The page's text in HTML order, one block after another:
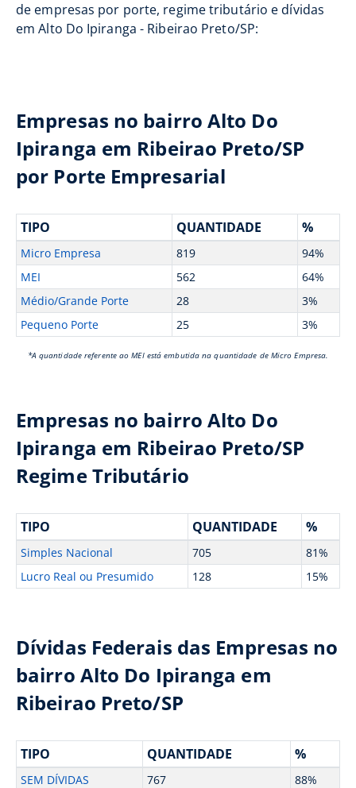
de empresas por porte, regime tributário e dívidas
em Alto Do Ipiranga - Ribeirao Preto/SP:
Empresas no bairro Alto Do
Ipiranga em Ribeirao Preto/SP
por Porte Empresarial
TIPO QUANTIDADE %
Micro Empresa 819
94%
MEI
562
64%
Médio/Grande Porte
28
3%
Pequeno Porte
25 3%
*A quantidade referente ao MEI está embutida na quantidade de Micro Empresa.
Empresas no bairro Alto Do
Ipiranga em Ribeirao Preto/SP
Regime Tributário
TIPO QUANTIDADE %
Simples Nacional 705
81%
Lucro Real ou Presumido
128 15%
Dívidas Federais das Empresas no
bairro Alto Do Ipiranga em
Ribeirao Preto/SP
TIPO QUANTIDADE %
SEM DÍVIDAS 767
88%